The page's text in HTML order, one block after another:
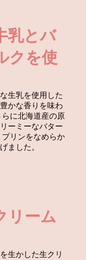
乳とバ
クを使
生乳を使用した
かな香りを味わ
らに北海道産の原
ーミーなバター
プリンをなめらか
ました。
リーム
生かした生クリ